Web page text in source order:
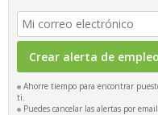
Ahorre tiempo para encontrar
ti.
Puedes cancelar las alertas por